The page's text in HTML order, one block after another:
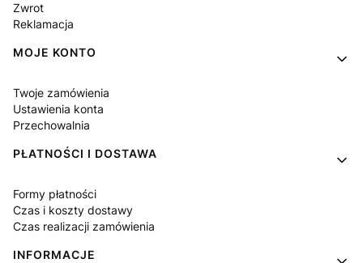
Zwrot
Reklamacja
MOJE KONTO
Twoje zamówienia
Ustawienia konta
Przechowalnia
PŁATNOŚCI I DOSTAWA
Formy płatności
Czas i koszty dostawy
Czas realizacji zamówienia
INFORMACJE